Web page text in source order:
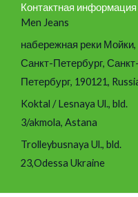
Контактная информация
Men Jeans
набережная реки Мойки,
Санкт-Петербург, Санкт-
Петербург, 190121,
Koktal / Lesnaya Ul., bld.
3/akmola, Astana
Trolleybusnaya Ul., bld.
23,Odessa Ukraine